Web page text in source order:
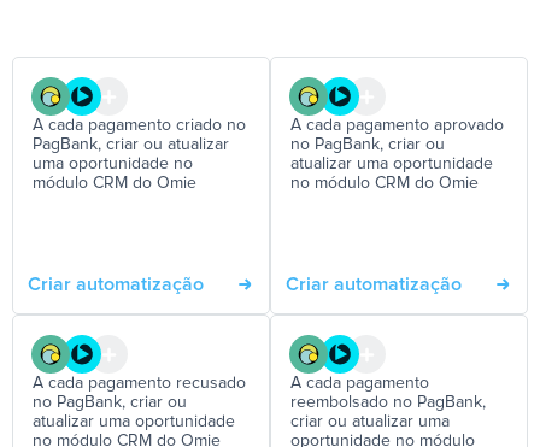
A cada pagamento criado no
PagBank, criar ou atualizar
uma oportunidade no
módulo CRM do Omie
Criar automatização
A cada pagamento aprovado
no PagBank, criar ou
atualizar uma oportunidade
no módulo CRM do Omie
Criar automatização
A cada pagamento recusado
no PagBank, criar ou
atualizar uma oportunidade
no módulo CRM do Omie
A cada pagamento
reembolsado no PagBank,
criar ou atualizar uma
oportunidade no módulo